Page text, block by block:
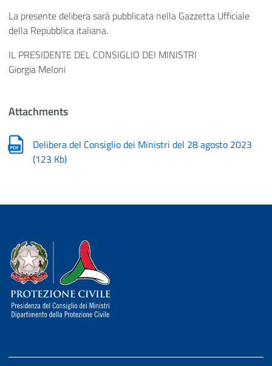
La presente delibera sarà pubblicata nella Gazzetta Ufficiale
della Repubblica italiana.
IL PRESIDENTE DEL CONSIGLIO DEI MINISTRI
Giorgia Meloni
Attachments
Delibera del Consiglio dei Ministri del 28 agosto 2023
(123 Kb)
Dipartimento della Protezione Civile